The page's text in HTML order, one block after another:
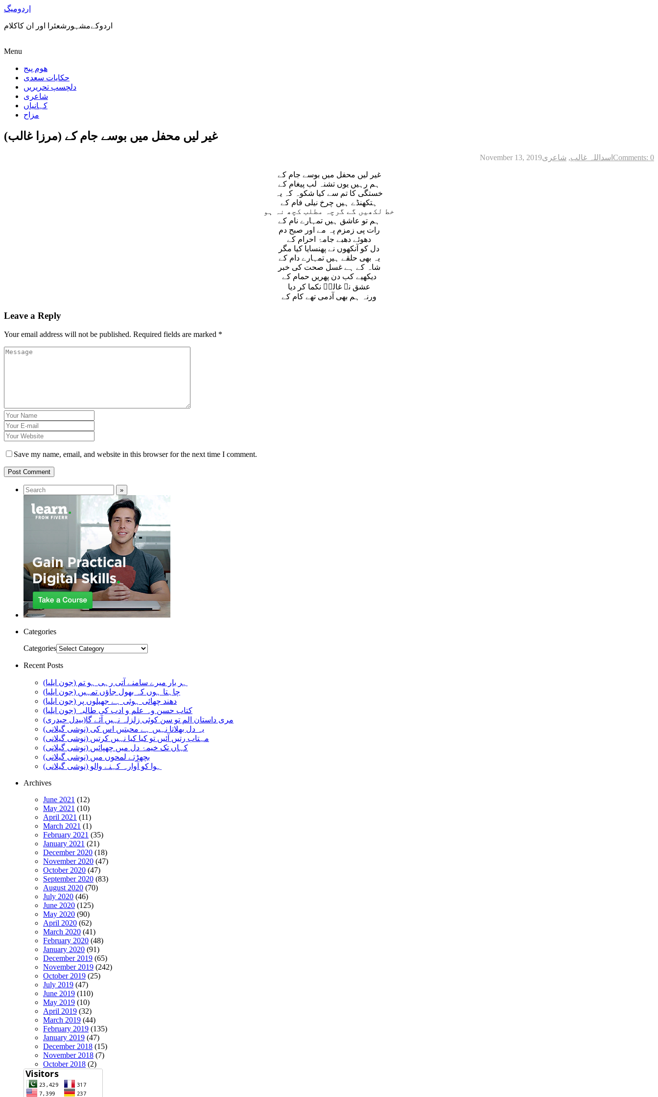
اردومیگ
اردوکےمشہورشعئرا اور ان کاکلام
Menu
ھوم پیج
حکایات سعدی
دلچسپ تحریریں
شاعری
کہانیاں
مزاح
غیر لیں محفل میں بوسے جام کے (مرزا غالب)
November 13, 2019 اسداللہ غالب, شاعری Comments: 0
غیر لیں محفل میں بوسے جام کے
ہم رہیں یوں تشنہ لب پیغام کے
خستگی کا تم سے کیا شکوہ کہ یہ
ہتکھنڈے ہیں چرخ نیلی فام کے
خط لکھیں گے گرچہ مطلب کچھ نہ ہو
ہم تو عاشق ہیں تمہارے نام کے
رات پی زمزم پہ مے اور صبح دم
دھوئے دھبے جامۂ احرام کے
دل کو آنکھوں نے پھنسایا کیا مگر
یہ بھی حلقے ہیں تمہارے دام کے
شاہ کے ہے غسل صحت کی خبر
دیکھیے کب دن پھریں حمام کے
عشق نے غالبؔ نکما کر دیا
ورنہ ہم بھی آدمی تھے کام کے
Leave a Reply
Your email address will not be published. Required fields are marked *
Save my name, email, and website in this browser for the next time I comment.
Categories
Categories
Recent Posts
ہر بار میرے سامنے آتی رہی ہو تم (جون ایلیا)
چاہتا ہوں کہ بھول جاؤں تمہیں (جون ایلیا)
دھند چھائی ہوئی ہے جھیلوں پر (جون ایلیا)
کتاب حسن وہ علم و ادب کی طالبہ (جون ایلیا)
مری داستان الم تو سن کوئی زلزلہ نہیں آئے گا(بیدل حیدری)
یہ دل بھلاتا نہیں ہے محبتیں اس کی (نوشی گیلانی)
مہتاب رتیں آئیں تو کیا کیا نہیں کرتیں (نوشی گیلانی)
کہاں تک خیمۂ دل میں چھپائیں (نوشی گیلانی)
بچھڑتے لمحوں میں (نوشی گیلانی)
ہوا کو آوارہ کہنے والو (نوشی گیلانی)
Archives
June 2021 (12)
May 2021 (10)
April 2021 (11)
March 2021 (1)
February 2021 (35)
January 2021 (21)
December 2020 (18)
November 2020 (47)
October 2020 (47)
September 2020 (83)
August 2020 (70)
July 2020 (46)
June 2020 (125)
May 2020 (90)
April 2020 (62)
March 2020 (41)
February 2020 (48)
January 2020 (91)
December 2019 (65)
November 2019 (242)
October 2019 (25)
July 2019 (47)
June 2019 (110)
May 2019 (10)
April 2019 (32)
March 2019 (44)
February 2019 (135)
January 2019 (47)
December 2018 (15)
November 2018 (7)
October 2018 (2)